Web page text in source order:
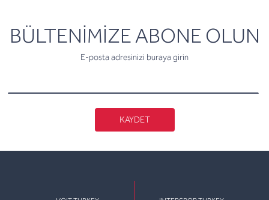
BÜLTENİMİZE ABONE OLUN
E-posta adresinizi buraya girin
newsletter
KAYDET